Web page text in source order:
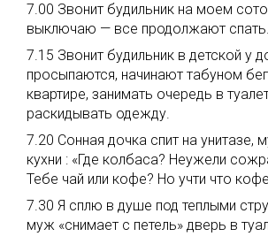
7.00 Звонит будильник на моем
выключаю — все продолжают спать.
7.15 Звонит будильник в детской у
просыпаются, начинают табуном
квартире, занимать очередь в
раскидывать одежду.
7.20 Сонная дочка спит на унитазе,
кухни : «Где колбаса? Неужели
Тебе чай или кофе? Но учти что
7.30 Я сплю в душе под теплыми
муж «снимает с петель» дверь в